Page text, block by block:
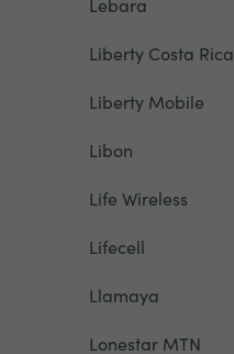
Liberty Costa Rica
Liberty Mobile
Libon
Life Wireless
Lifecell
Llamaya
Lonestar MTN